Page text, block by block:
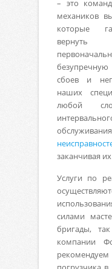
– это
механиков
которые
вернуть
сбоев и
наших
любой
заканчивая
Услуги по
силами
бригады,
компании